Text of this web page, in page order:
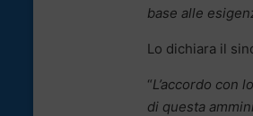
base alle
Lo dichiara il
“L’accordo con
di questa